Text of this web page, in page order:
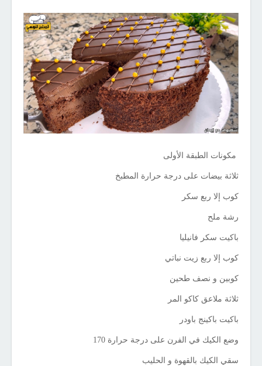
مكونات الطبقة الأولى
ثلاثة بيضات على درجة حرارة المطبخ
كوب إلا ربع سكر
رشة ملح
باكيت سكر فانيليا
كوب إلا ربع زيت نباتي
كوبين و نصف طحين
ثلاثة ملاعق كاكو المر
باكيت باكينج باودر
وضع الكيك في الفرن على درجة حرارة 170
سقي الكيك بالقهوة و الحليب